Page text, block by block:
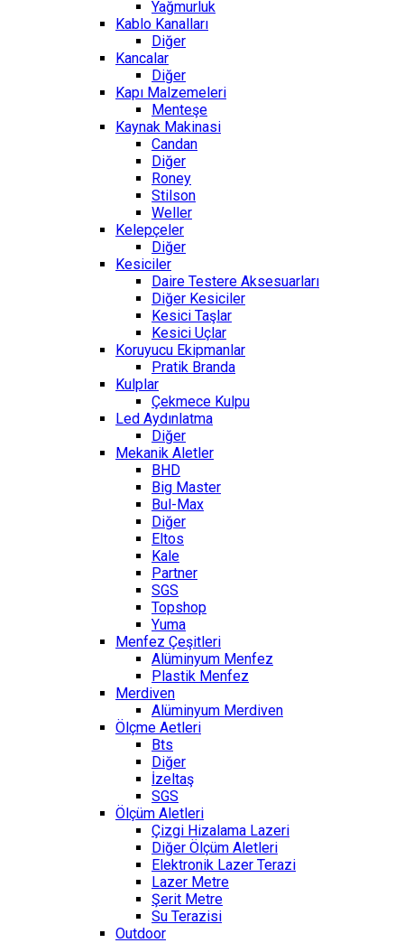
Yağmurluk
Kablo Kanalları
Diğer
Kancalar
Diğer
Kapı Malzemeleri
Menteşe
Kaynak Makinasi
Candan
Diğer
Roney
Stilson
Weller
Kelepçeler
Diğer
Kesiciler
Daire Testere Aksesuarları
Diğer Kesiciler
Kesici Taşlar
Kesici Uçlar
Koruyucu Ekipmanlar
Pratik Branda
Kulplar
Çekmece Kulpu
Led Aydınlatma
Diğer
Mekanik Aletler
BHD
Big Master
Bul-Max
Diğer
Eltos
Kale
Partner
SGS
Topshop
Yuma
Menfez Çeşitleri
Alüminyum Menfez
Plastik Menfez
Merdiven
Alüminyum Merdiven
Ölçme Aetleri
Bts
Diğer
İzeltaş
SGS
Ölçüm Aletleri
Çizgi Hizalama Lazeri
Diğer Ölçüm Aletleri
Elektronik Lazer Terazi
Lazer Metre
Şerit Metre
Su Terazisi
Outdoor